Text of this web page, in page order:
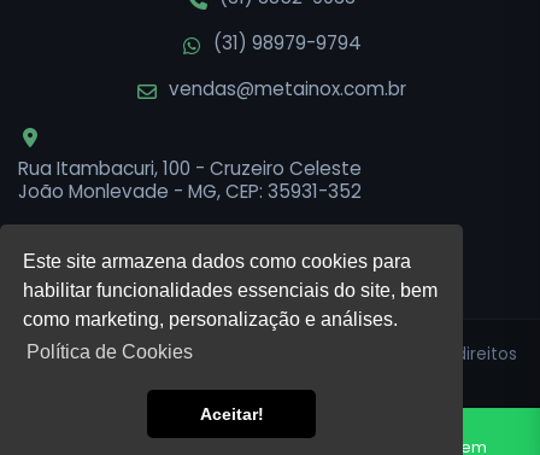
Este site armazena dados como cookies para
habilitar funcionalidades essenciais do site, bem
como marketing, personalização e análises.
Política de Cookies
Aceitar!
(31) 98979-9794
vendas@metainox.com.br
Rua Itambacuri, 100 - Cruzeiro Celeste
João Monlevade - MG, CEP: 35931-352
© 2026 Metainox — Soluções em Aço Inox. Todos os direitos
Desenvolvido porFOCUS PUBLICIDADEEnviar Mensagem